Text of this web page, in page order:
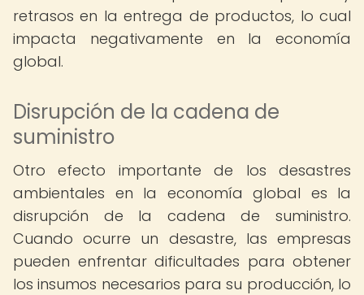
retrasos en la entrega de productos, lo cual
impacta negativamente en la economía
global.
Disrupción de la cadena de
suministro
Otro efecto importante de los desastres
ambientales en la economía global es la
disrupción de la cadena de suministro.
Cuando ocurre un desastre, las empresas
pueden enfrentar dificultades para obtener
los insumos necesarios para su producción, lo